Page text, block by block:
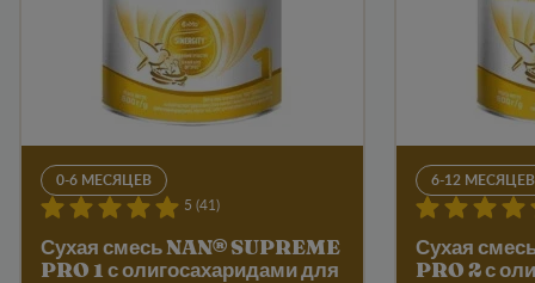
0-6 МЕСЯЦЕВ
5 (41)
Сухая смесь NAN® SUPREME
PRO 1 с олигосахаридами для
6-12 МЕСЯЦЕВ
Сухая
PRO 2 с